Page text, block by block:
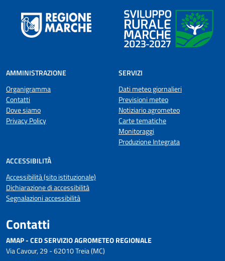
AMMINISTRAZIONE
Organigramma
Contatti
Dove siamo
Privacy Policy
SERVIZI
Dati meteo giornalieri
Previsioni meteo
Notiziario agrometeo
Carte tematiche
Monitoraggi
Produzione Integrata
ACCESSIBILITÀ
Accessibilità (sito istituzionale)
Dichiarazione di accessibilità
Segnalazioni accessibilità
Contatti
AMAP - CED SERVIZIO AGROMETEO REGIONALE
Via Cavour, 29 - 62010 Treia (MC)